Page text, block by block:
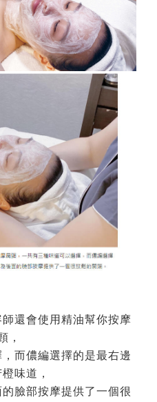
還會使用精油幫你按摩
，
而儂編選擇的是最右邊
味道，
臉部按摩提供了一個很